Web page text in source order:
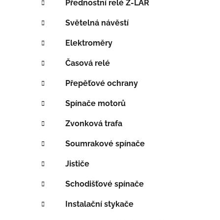
p
a
n
e
Přednostní relé Z-LAR
Světelná návěstí
Elektroměry
Časová relé
Přepěťové ochrany
Spínače motorů
Zvonková trafa
Soumrakové spínače
Jističe
Schodišťové spínače
Instalační stykače